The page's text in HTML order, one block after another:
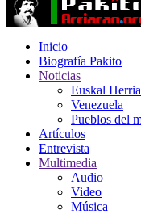
Inicio
Biografía Pakito
Noticias
Euskal Herria
Venezuela
Pueblos del
Artículos
Entrevista
Multimedia
Audio
Video
Música